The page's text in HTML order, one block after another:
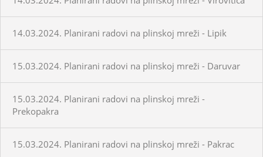
14.03.2024. Planirani radovi na plinskoj mreži - Lipik
15.03.2024. Planirani radovi na plinskoj mreži - Daruvar
15.03.2024. Planirani radovi na plinskoj mreži -
Prekopakra
15.03.2024. Planirani radovi na plinskoj mreži - Pakrac